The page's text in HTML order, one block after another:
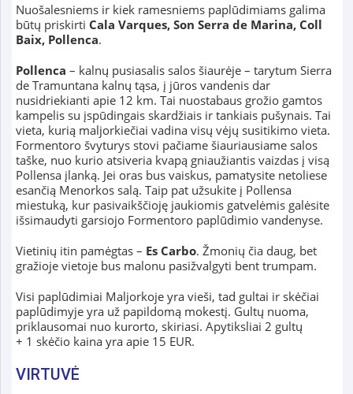
Nuošalesniems ir kiek ramesniems paplūdimiams galima
būtų priskirti Cala Varques, Son Serra de Marina, Coll
Baix, Pollenca.
Pollenca – kalnų pusiasalis salos šiaurėje – tarytum Sierra
de Tramuntana kalnų tąsa, į jūros vandenis dar
nusidriekianti apie 12 km. Tai nuostabaus grožio gamtos
kampelis su įspūdingais skardžiais ir tankiais pušynais. Tai
vieta, kurią maljorkiečiai vadina visų vėjų susitikimo vieta.
Formentoro švyturys stovi pačiame šiauriausiame salos
taške, nuo kurio atsiveria kvapą gniaužiantis vaizdas į visą
Pollensa įlanką. Jei oras bus vaiskus, pamatysite netoliese
esančią Menorkos salą. Taip pat užsukite į Pollensa
miestuką, kur pasivaikščioję jaukiomis gatvelėmis galėsite
išsimaudyti garsiojo Formentoro paplūdimio vandenyse.
Vietinių itin pamėgtas – Es Carbo. Žmonių čia daug, bet
gražioje vietoje bus malonu pasižvalgyti bent trumpam.
Visi paplūdimiai Maljorkoje yra vieši, tad gultai ir skėčiai
paplūdimyje yra už papildomą mokestį. Gultų nuoma,
priklausomai nuo kurorto, skiriasi. Apytiksliai 2 gultų
+ 1 skėčio kaina yra apie 15 EUR.
VIRTUVĖ